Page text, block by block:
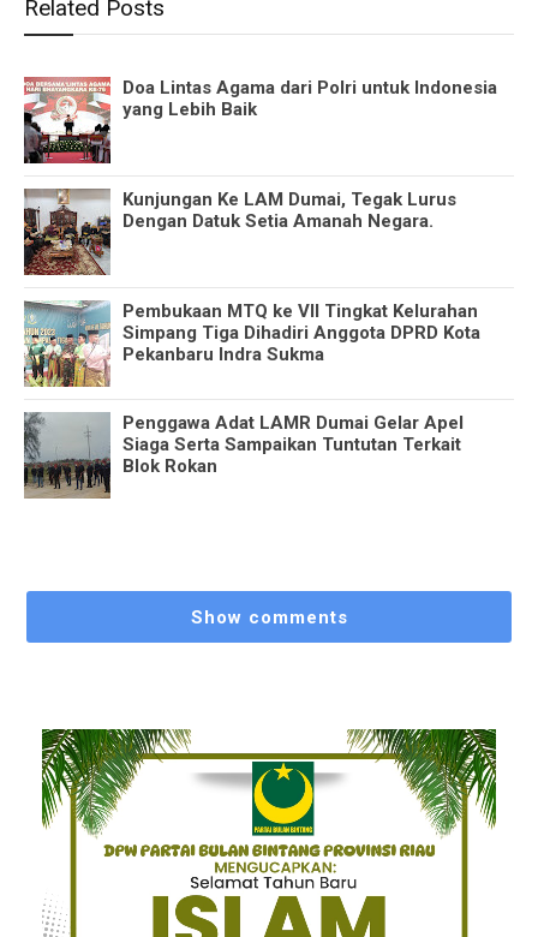
Related Posts
Doa Lintas Agama dari Polri untuk Indonesia
yang Lebih Baik
Kunjungan Ke LAM Dumai, Tegak Lurus
Dengan Datuk Setia Amanah Negara.
Pembukaan MTQ ke VII Tingkat Kelurahan
Simpang Tiga Dihadiri Anggota DPRD Kota
Pekanbaru Indra Sukma
Penggawa Adat LAMR Dumai Gelar Apel
Siaga Serta Sampaikan Tuntutan Terkait
Blok Rokan
Show comments